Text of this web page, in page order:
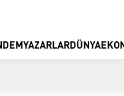
YAZARLARDÜNYA